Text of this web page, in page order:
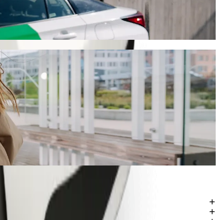
494,70 kr SEK med Bolt. Oavsett tillfälle har vi det perfekta